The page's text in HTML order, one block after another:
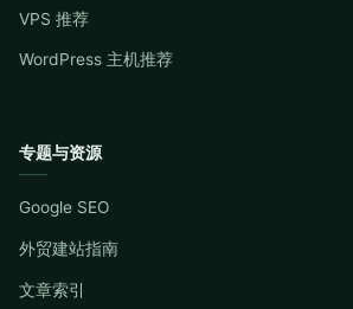
VPS 推荐
WordPress 主机推荐
专题与资源
Google SEO
外贸建站指南
文章索引